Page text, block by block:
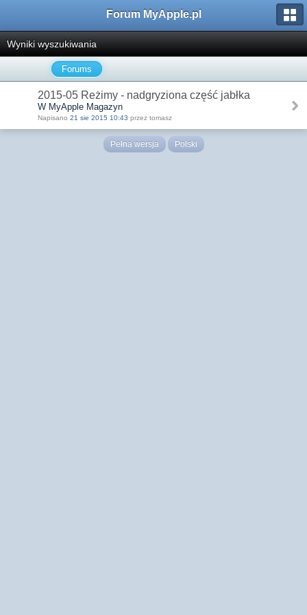
Forum MyApple.pl
Wyniki wyszukiwania
Forums
2015-05 Reżimy - nadgryziona część jabłka
W MyApple Magazyn
Napisano 21 sie 2015 10:43 przez tomasz
Pełna wersja Polski